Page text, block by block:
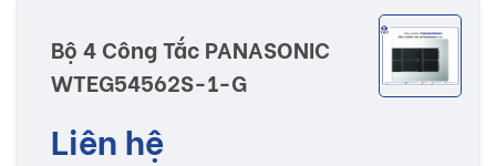
Bộ 4 Công Tắc PANASONIC
WTEG54562S-1-G
Liên hệ